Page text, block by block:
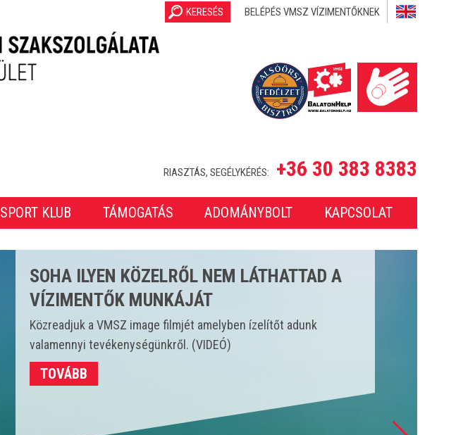
KERESÉS BELÉPÉS VMSZ VÍZIMENTŐKNEK
RIASZTÁS, SEGÉLYKÉRÉS: +36 30 383 8383
SPORT KLUB TÁMOGATÁS ADOMÁNYBOLT KAPCSOLAT
CSAKNEM 4000 ESETET LÁTTUNK EL A 2025-
ÖS STRANDSZEZONBAN
Idén 450 vízmentő kollégánk állt szolgálatba és csak a
strandokon összesen 3702 esetet látott el. (VIDEÓ)
TOVÁBB